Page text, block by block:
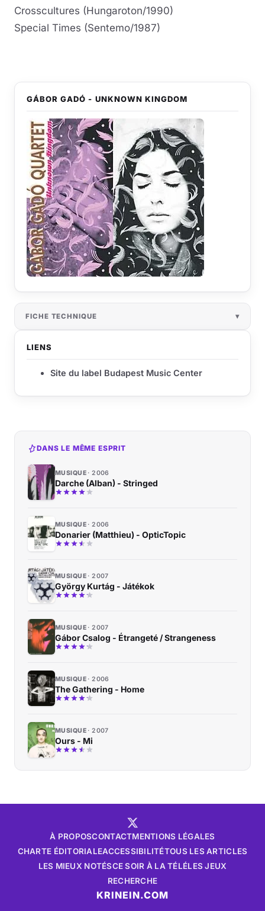
Crosscultures (Hungaroton/1990)
Special Times (Sentemo/1987)
GÁBOR GADÓ - UNKNOWN KINGDOM
FICHE TECHNIQUE
LIENS
Site du label Budapest Music Center
DANS LE MÊME ESPRIT
MUSIQUE 2006
Darche (Alban) - Stringed
MUSIQUE 2006
Donarier (Matthieu) - OpticTopic
MUSIQUE 2007
György Kurtág - Játékok
MUSIQUE 2007
Gábor Csalog - Étrangeté / Strangeness
MUSIQUE 2006
The Gathering - Home
MUSIQUE 2007
Ours - Mi
À PROPOSCONTACTMENTIONS LÉGALES
CHARTE ÉDITORIALEACCESSIBILITÉTOUS LES ARTICLES
LES MIEUX NOTÉSCE SOIR À LA TÉLÉLES JEUX
RECHERCHE
KRINEIN.COM